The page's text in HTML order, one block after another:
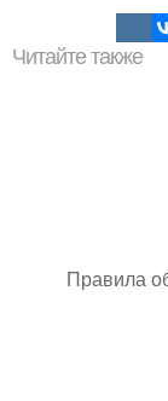
Читайте также
Правила